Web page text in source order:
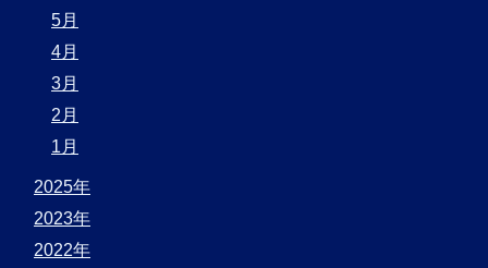
5月
4月
3月
2月
1月
2025年
2023年
2022年